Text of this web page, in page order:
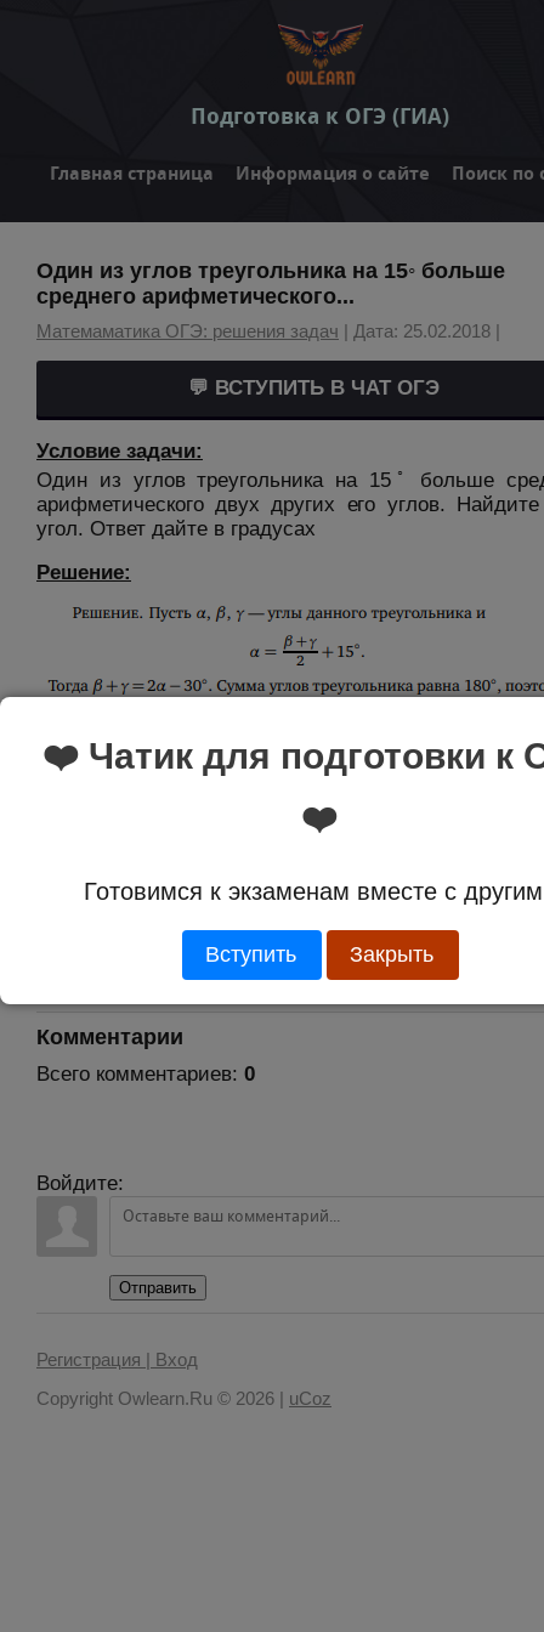
Подготовка к ОГЭ (ГИА)
Главная страница Информация о сайте Поиск по
Один из углов треугольника на 15◦ больше
среднего арифметического...
Матемаматика ОГЭ: решения задач | Дата: 25.02.2018 |
💬 ВСТУПИТЬ В ЧАТ ОГЭ
Условие задачи:
Один из углов треугольника на 15 ◦
больше
арифметического двух других его углов. Найдите
угол. Ответ дайте в градусах
Решение:
❤️ Чатик для подготовки к
❤️
Готовимся к экзаменам вместе с
Вступить Закрыть
Комментарии
Всего комментариев: 0
Войдите:
Отправить
Регистрация |
Вход
Copyright Owlearn.Ru © 2026
uCoz